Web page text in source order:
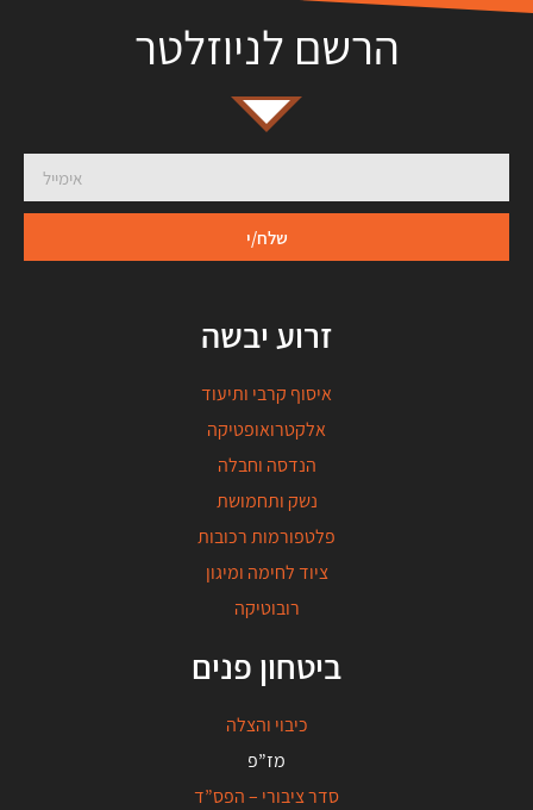
הרשם לניוזלטר
שלח/י
זרוע יבשה
איסוף קרבי ותיעוד
אלקטרואופטיקה
הנדסה וחבלה
נשק ותחמושת
פלטפורמות רכובות
ציוד לחימה ומיגון
רובוטיקה
ביטחון פנים
כיבוי והצלה
מז”פ
סדר ציבורי – הפס”ד